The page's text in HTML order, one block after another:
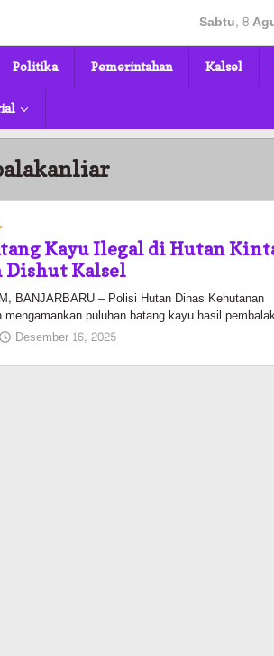
Sabtu, 8
Politika Pemerintahan Kalsel
Kayu Ilegal di Hutan
Dishut Kalsel
BANJARBARU – Polisi Hutan Dinas Kehutanan
puluhan batang kayu hasil
Desember 16, 2025